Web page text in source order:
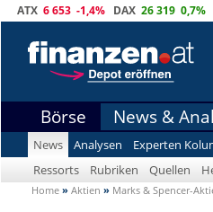
ATX 6 653 -1,4% DAX 26 319 0,7%
Börse News &
News Analysen Experten
Ressorts
Rubriken Quellen
Home » Aktien » Marks & Spencer-